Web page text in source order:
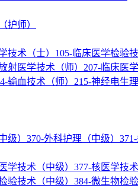
护师）
技术（士） 105-临床医学检验
射医学技术（师） 207-临床医
输血技术（师） 215-神经电生
级） 370-外科护理（中级）
学技术（中级） 377-核医学技
验技术（中级） 384-微生物检